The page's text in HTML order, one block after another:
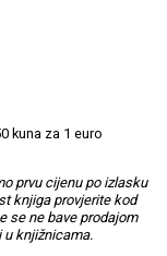
kuna za 1 euro
prvu cijenu po izlasku
knjiga provjerite kod
se ne bave prodajom
u knjižnicama.